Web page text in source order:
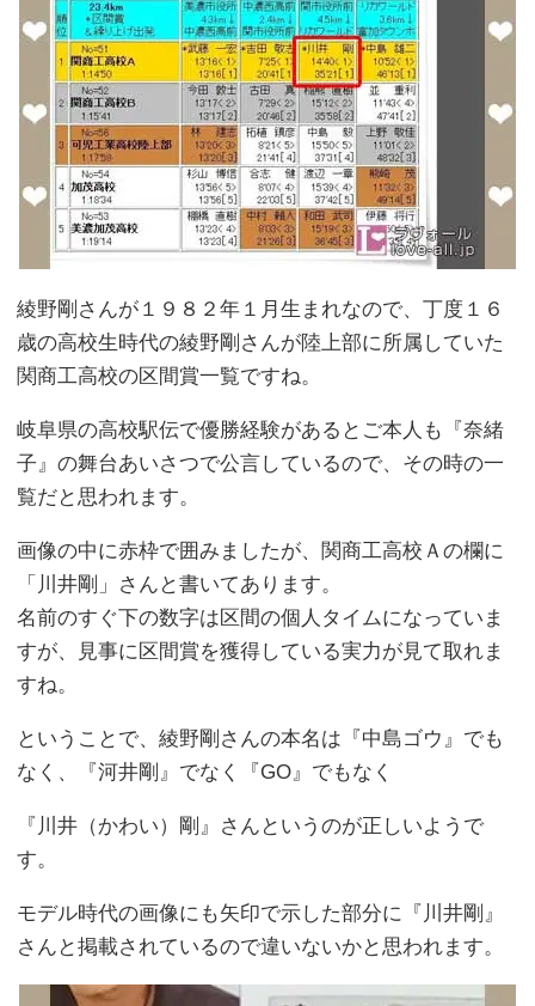
綾野剛さんが１９８２年１月生まれなので、丁度１６
歳の高校生時代の綾野剛さんが陸上部に所属していた
関商工高校の区間賞一覧ですね。
岐阜県の高校駅伝で優勝経験があるとご本人も『奈緒
子』の舞台あいさつで公言しているので、その時の一
覧だと思われます。
画像の中に赤枠で囲みましたが、関商工高校Ａの欄に
「川井剛」さんと書いてあります。
名前のすぐ下の数字は区間の個人タイムになっていま
すが、見事に区間賞を獲得している実力が見て取れま
すね。
ということで、綾野剛さんの本名は『中島ゴウ』でも
なく、『河井剛』でなく『GO』でもなく
『川井（かわい）剛』さんというのが正しいようで
す。
モデル時代の画像にも矢印で示した部分に『川井剛』
さんと掲載されているので違いないかと思われます。